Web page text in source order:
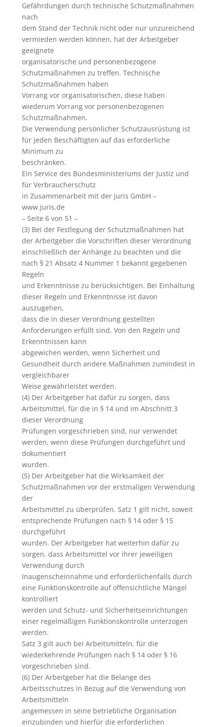
Gefährdungen durch technische Schutzmaßnahmen
nach
dem Stand der Technik nicht oder nur unzureichend
vermieden werden können, hat der Arbeitgeber
geeignete
organisatorische und personenbezogene
Schutzmaßnahmen zu treffen. Technische
Schutzmaßnahmen haben
Vorrang vor organisatorischen, diese haben
wiederum Vorrang vor personenbezogenen
Schutzmaßnahmen.
Die Verwendung persönlicher Schutzausrüstung ist
für jeden Beschäftigten auf das erforderliche
Minimum zu
beschränken.
Ein Service des Bundesministeriums der Justiz und
für Verbraucherschutz
in Zusammenarbeit mit der juris GmbH –
www.juris.de
– Seite 6 von 51 –
(3) Bei der Festlegung der Schutzmaßnahmen hat
der Arbeitgeber die Vorschriften dieser Verordnung
einschließlich der Anhänge zu beachten und die
nach § 21 Absatz 4 Nummer 1 bekannt gegebenen
Regeln
und Erkenntnisse zu berücksichtigen. Bei Einhaltung
dieser Regeln und Erkenntnisse ist davon
auszugehen,
dass die in dieser Verordnung gestellten
Anforderungen erfüllt sind. Von den Regeln und
Erkenntnissen kann
abgewichen werden, wenn Sicherheit und
Gesundheit durch andere Maßnahmen zumindest in
vergleichbarer
Weise gewährleistet werden.
(4) Der Arbeitgeber hat dafür zu sorgen, dass
Arbeitsmittel, für die in § 14 und im Abschnitt 3
dieser Verordnung
Prüfungen vorgeschrieben sind, nur verwendet
werden, wenn diese Prüfungen durchgeführt und
dokumentiert
wurden.
(5) Der Arbeitgeber hat die Wirksamkeit der
Schutzmaßnahmen vor der erstmaligen Verwendung
der
Arbeitsmittel zu überprüfen. Satz 1 gilt nicht, soweit
entsprechende Prüfungen nach § 14 oder § 15
durchgeführt
wurden. Der Arbeitgeber hat weiterhin dafür zu
sorgen, dass Arbeitsmittel vor ihrer jeweiligen
Verwendung durch
Inaugenscheinnahme und erforderlichenfalls durch
eine Funktionskontrolle auf offensichtliche Mängel
kontrolliert
werden und Schutz- und Sicherheitseinrichtungen
einer regelmäßigen Funktionskontrolle unterzogen
werden.
Satz 3 gilt auch bei Arbeitsmitteln, für die
wiederkehrende Prüfungen nach § 14 oder § 16
vorgeschrieben sind.
(6) Der Arbeitgeber hat die Belange des
Arbeitsschutzes in Bezug auf die Verwendung von
Arbeitsmitteln
angemessen in seine betriebliche Organisation
einzubinden und hierfür die erforderlichen